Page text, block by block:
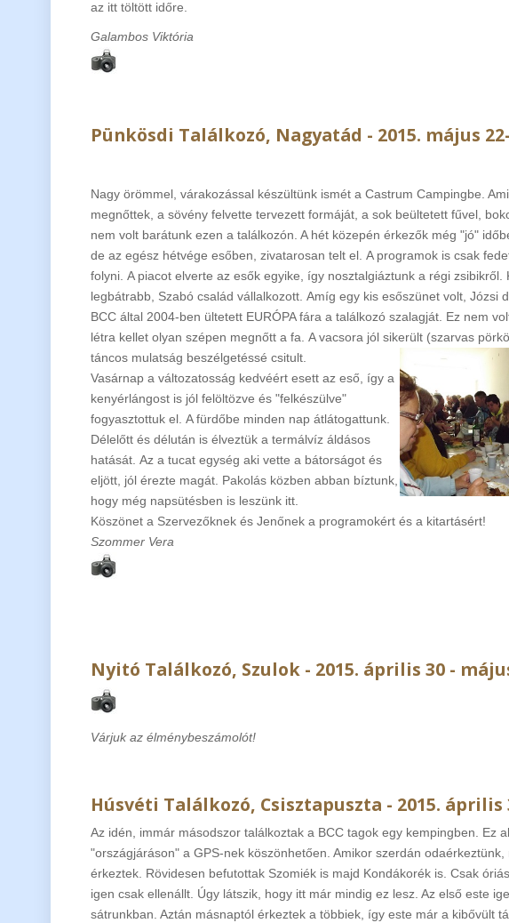
az itt töltött időre.
Galambos Viktória
Pünkösdi Találkozó, Nagyatád - 2015. május
Nagy örömmel, várakozással készültünk ismét a Castrum Campingbe.
megnőttek, a sövény felvette tervezett formáját, a sok beültetett fűvel,
nem volt barátunk ezen a találkozón. A hét közepén érkezők még "jó"
de az egész hétvége esőben, zivatarosan telt el. A programok is csak
folyni. A piacot elverte az esők egyike, így nosztalgiáztunk a régi zsibikről.
legbátrabb, Szabó család vállalkozott. Amíg egy kis esőszünet volt, Józsi
BCC által 2004-ben ültetett EURÓPA fára a találkozó szalagját. Ez nem
létra kellet olyan szépen megnőtt a fa. A vacsora jól sikerült (szarvas
táncos mulatság beszélgetéssé csitult.
Vasárnap a változatosság kedvéért esett az eső, így a
kenyérlángost is jól felöltözve és "felkészülve"
fogyasztottuk el. A fürdőbe minden nap átlátogattunk.
Délelőtt és délután is élveztük a termálvíz áldásos
hatását. Az a tucat egység aki vette a bátorságot és
eljött, jól érezte magát. Pakolás közben abban bíztunk,
hogy még napsütésben is leszünk itt.
Köszönet a Szervezőknek és Jenőnek a programokért és a kitartásért!
Szommer Vera
Nyitó Találkozó, Szulok - 2015. április 30 -
Várjuk az élménybeszámolót!
Húsvéti Találkozó, Csisztapuszta - 2015. április
Az idén, immár másodszor találkoztak a BCC tagok egy kempingben. Ez
"országjáráson" a GPS-nek köszönhetően. Amikor szerdán
érkeztek. Rövidesen befutottak Szomiék is majd Kondákorék is. Csak
igen csak ellenállt. Úgy látszik, hogy itt már mindig ez lesz. Az első este
sátrunkban. Aztán másnaptól érkeztek a többiek, így este már a kibővült